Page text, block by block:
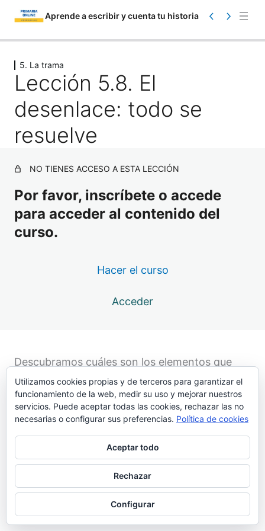
contenido
Aprende a escribir y cuenta tu historia
1. Presentación y primeros pasos
2. ¿De dónde sacamos las ideas?
16 lecciones
3. Diseña los personajes de tu
4. El narrador de la historia
Lección 5.2. Tema y conflicto
Lección 5.2 b. Crea el conflicto de tu novela
Lección 5.3. Inicio, nudo y desenlace
Lección 5.5. Inicio: el principio de tu historia
Lección 5.5 b. Inicio: mundo ordinario y mundo especial
5. La trama
Lección 5.8. El
desenlace: todo se
resuelve
NO TIENES ACCESO A ESTA LECCIÓN
Por favor, inscríbete o accede
para acceder al contenido del
curso.
Hacer el curso
Acceder
Descubramos cuáles son los elementos que
interactúan en la trama.
Utilizamos cookies propias y de terceros para garantizar el
funcionamiento de la web, medir su uso y mejorar nuestros
servicios. Puede aceptar todas las cookies, rechazar las no
necesarias o configurar sus preferencias. Política de cookies
Aceptar todo
Rechazar
Configurar